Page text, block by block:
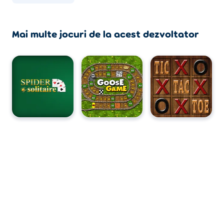
Mai multe jocuri de la acest dezvoltator